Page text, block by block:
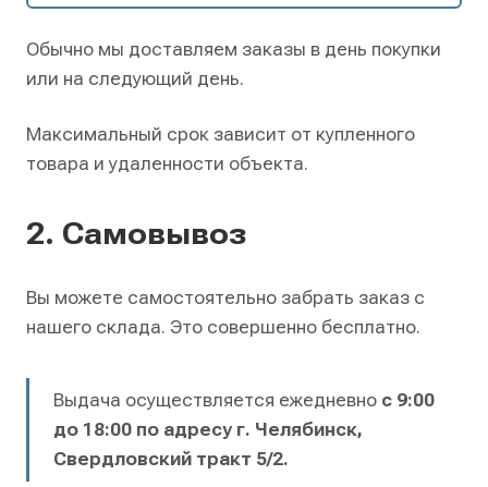
Обычно мы доставляем заказы в день покупки
или на следующий день.
Максимальный срок зависит от купленного
товара и удаленности объекта.
2. Самовывоз
Вы можете самостоятельно забрать заказ с
нашего склада. Это совершенно бесплатно.
Выдача осуществляется ежедневно с 9:00
до 18:00 по адресу г. Челябинск,
Свердловский тракт 5/2.